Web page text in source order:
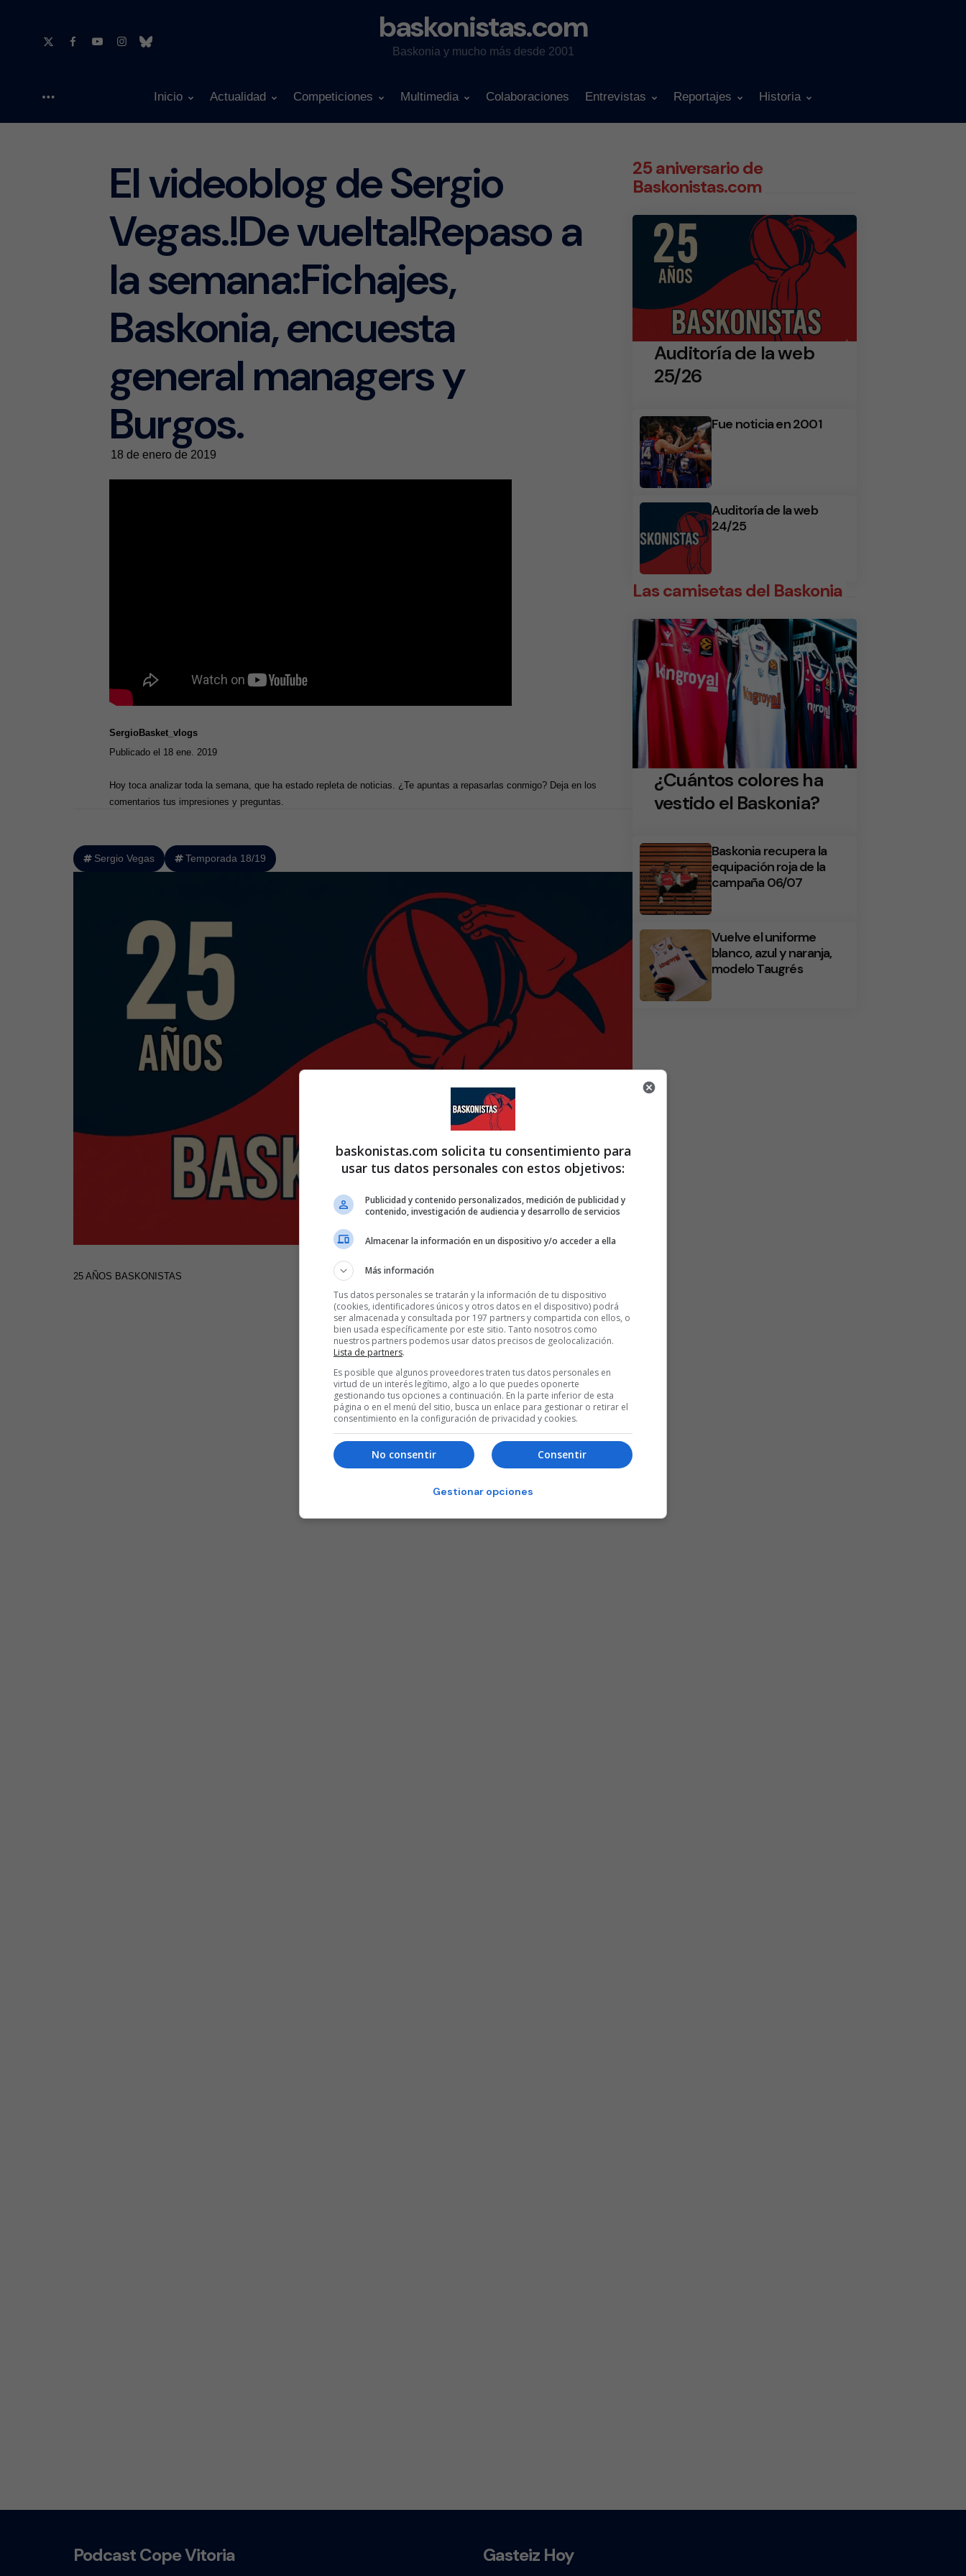
baskonistas.com
Baskonia y mucho más desde 2001
Inicio Actualidad Competiciones Multimedia Colaboraciones Entrevistas Reportajes Historia
El videoblog de Sergio
Vegas.!De vuelta!Repaso a
la semana:Fichajes,
Baskonia, encuesta
general managers y
Burgos.
18 de enero de 2019
SergioBasket_vlogs
Publicado el 18 ene. 2019
Hoy toca analizar toda la semana, que ha estado repleta de noticias. ¿Te apuntas a repasarlas conmigo? Deja en los
comentarios tus impresiones y preguntas.
Sergio Vegas Temporada 18/19
25 AÑOS BASKONISTAS
25 aniversario de
Baskonistas.com
Auditoría de la web
25/26
Fue noticia en 2001
Auditoría de la web
24/25
Las camisetas del Baskonia
¿Cuántos colores ha
vestido el Baskonia?
Baskonia recupera la
equipación roja de la
campaña 06/07
Vuelve el uniforme
blanco, azul y naranja,
modelo Taugrés
Podcast Cope Vitoria Gasteiz Hoy
baskonistas.com solicita tu consentimiento para
usar tus datos personales con estos objetivos:
Publicidad y contenido personalizados, medición de publicidad y
contenido, investigación de audiencia y desarrollo de servicios
Almacenar la información en un dispositivo y/o acceder a ella
Más información
Tus datos personales se tratarán y la información de tu dispositivo
(cookies, identificadores únicos y otros datos en el dispositivo) podrá
ser almacenada y consultada por 197 partners y compartida con ellos, o
bien usada específicamente por este sitio. Tanto nosotros como
nuestros partners podemos usar datos precisos de geolocalización.
Lista de partners.
Es posible que algunos proveedores traten tus datos personales en
virtud de un interés legítimo, algo a lo que puedes oponerte
gestionando tus opciones a continuación. En la parte inferior de esta
página o en el menú del sitio, busca un enlace para gestionar o retirar el
consentimiento en la configuración de privacidad y cookies.
Consentir
No consentir
Gestionar opciones